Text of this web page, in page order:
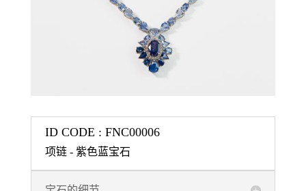
ID CODE : FNC00006
项链 - 紫色蓝宝石